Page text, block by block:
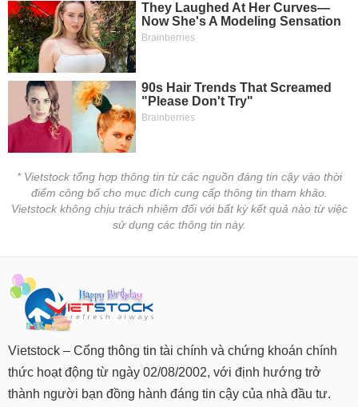
* Vietstock tổng hợp thông tin từ các nguồn đáng tin cậy vào thời
điểm công bố cho mục đích cung cấp thông tin tham khảo.
Vietstock không chịu trách nhiệm đối với bất kỳ kết quả nào từ việc
sử dụng các thông tin này.
Vietstock – Cổng thông tin tài chính và chứng khoán chính
thức hoạt động từ ngày 02/08/2002, với định hướng trở
thành người bạn đồng hành đáng tin cậy của nhà đầu tư.